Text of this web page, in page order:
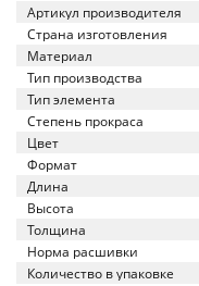
Артикул производителя
Страна изготовления
Материал
Тип производства
Тип элемента
Степень прокраса
Цвет
Формат
Длина
Высота
Толщина
Норма расшивки
Количество в упаковке